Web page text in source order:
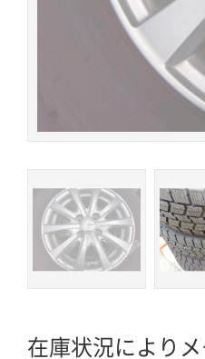
在庫状況により